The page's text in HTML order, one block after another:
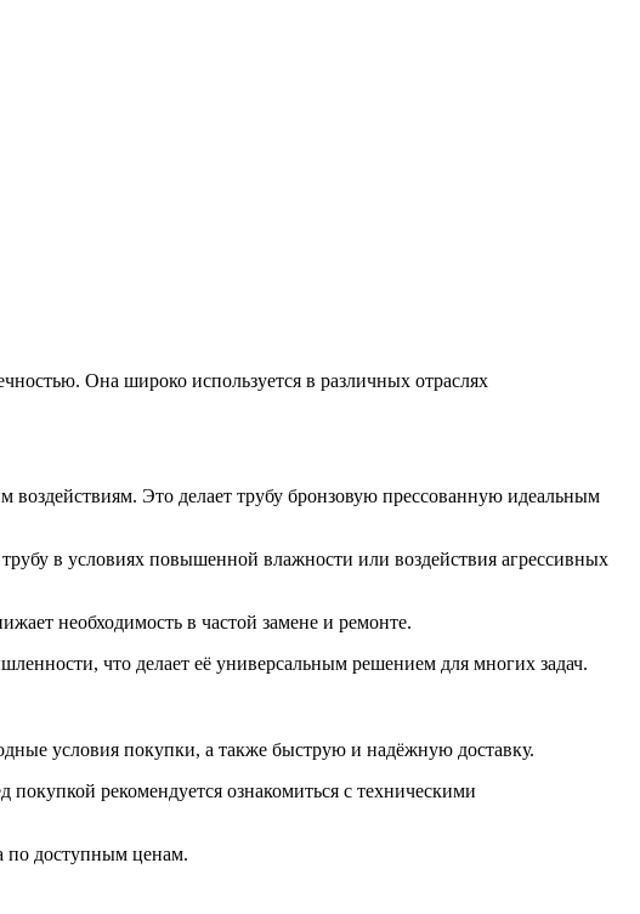
Она широко используется в различных отраслях
Это делает трубу бронзовую прессованную идеальным
в условиях повышенной влажности или воздействия агрессивных
необходимость в частой замене и ремонте.
что делает её универсальным решением для многих задач.
условия покупки, а также быструю и надёжную доставку.
рекомендуется ознакомиться с техническими
по доступным ценам.